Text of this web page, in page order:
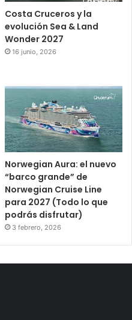
Costa Cruceros y la
evolución Sea & Land
Wonder 2027
16 junio, 2026
Norwegian Aura: el nuevo
“barco grande” de
Norwegian Cruise Line
para 2027 (Todo lo que
podrás disfrutar)
3 febrero, 2026